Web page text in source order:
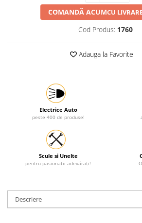
Tunuri de caldura si aeroteme
Utilaje constructie
COMANDĂ ACUMCU
Cod Produs: 1760
Adauga la Favorite
Electrice Auto
peste 400 de produse!
Scule si Unelte
pentru pasionații adevărați!
Descriere